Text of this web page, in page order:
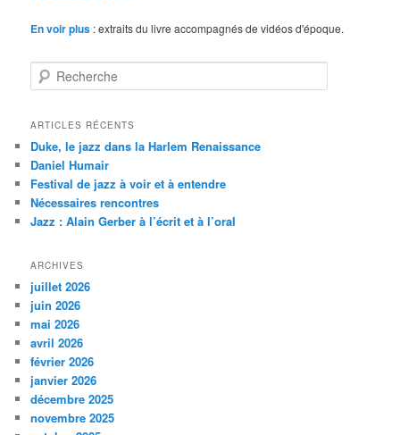
En voir plus : extraits du livre accompagnés de vidéos d'époque.
e
h
r
c
h
e
ARTICLES RÉCENTS
Duke, le jazz dans la Harlem Renaissance
Daniel Humair
Festival de jazz à voir et à entendre
Nécessaires rencontres
Jazz : Alain Gerber à l’écrit et à l’oral
ARCHIVES
juillet 2026
juin 2026
mai 2026
avril 2026
février 2026
janvier 2026
décembre 2025
novembre 2025